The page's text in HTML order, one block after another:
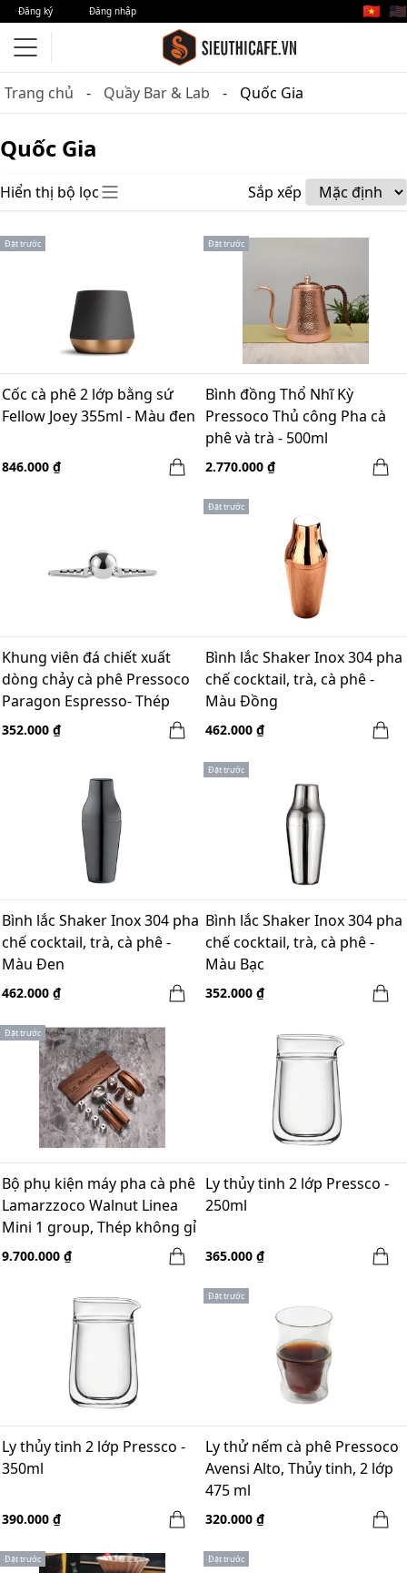
Đăng ký Đăng nhập 🇻🇳 🇺🇸
Trang chủ Quầy Bar & Lab Quốc Gia
Quốc Gia
Hiển thị bộ lọc Sắp xếp
Đặt trước
Cốc cà phê 2 lớp bằng sứ
Fellow Joey 355ml - Màu đen
846.000 ₫
Đặt trước
Bình đồng Thổ Nhĩ Kỳ
Pressoco Thủ công Pha cà
phê và trà - 500ml
2.770.000 ₫
Khung viên đá chiết xuất
dòng chảy cà phê Pressoco
Paragon Espresso- Thép
352.000 ₫
Đặt trước
Bình lắc Shaker Inox 304 pha
chế cocktail, trà, cà phê -
Màu Đồng
462.000 ₫
Bình lắc Shaker Inox 304 pha
chế cocktail, trà, cà phê -
Màu Đen
462.000 ₫
Đặt trước
Bình lắc Shaker Inox 304 pha
chế cocktail, trà, cà phê -
Màu Bạc
352.000 ₫
Đặt trước
Bộ phụ kiện máy pha cà phê
Lamarzzoco Walnut Linea
Mini 1 group, Thép không gỉ
+ Gỗ Walnut
9.700.000 ₫
Ly thủy tinh 2 lớp Pressco -
250ml
365.000 ₫
Ly thủy tinh 2 lớp Pressco -
350ml
390.000 ₫
Đặt trước
Ly thử nếm cà phê Pressoco
Avensi Alto, Thủy tinh, 2 lớp
475 ml
320.000 ₫
Đặt trước Đặt trước